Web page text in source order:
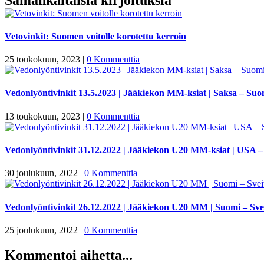
Vetovinkit: Suomen voitolle korotettu kerroin
25 toukokuun, 2023 | 0 Kommenttia
Vedonlyöntivinkit 13.5.2023 | Jääkiekon MM-ksiat | Saksa –
13 toukokuun, 2023 | 0 Kommenttia
Vedonlyöntivinkit 31.12.2022 | Jääkiekon U20 MM-ksiat | USA
30 joulukuun, 2022 | 0 Kommenttia
Vedonlyöntivinkit 26.12.2022 | Jääkiekon U20 MM | Suomi –
25 joulukuun, 2022 | 0 Kommenttia
Kommentoi aihetta...